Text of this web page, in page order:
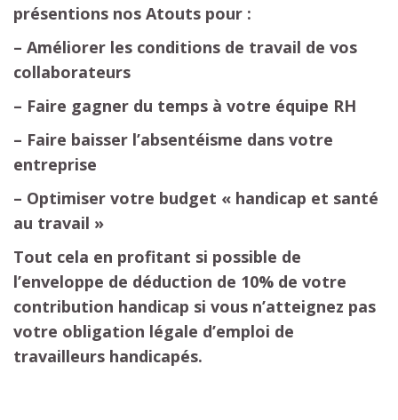
présentions nos Atouts pour :
– Améliorer les conditions de travail de vos
collaborateurs
– Faire gagner du temps à votre équipe RH
– Faire baisser l’absentéisme dans votre
entreprise
– Optimiser votre budget « handicap et santé
au travail »
Tout cela en profitant si possible de
l’enveloppe de déduction de 10% de votre
contribution handicap si vous n’atteignez pas
votre obligation légale d’emploi de
travailleurs handicapés.